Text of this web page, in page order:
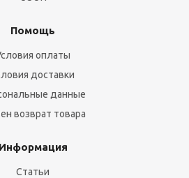
Помощь
оплаты
доставки
данные
возврат товара
Информация
Статьи